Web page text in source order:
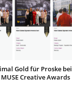
Gold für Proske bei
Creative Awards